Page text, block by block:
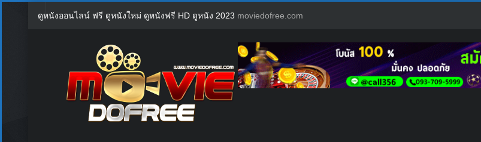
ดูหนังออนไลน์ ฟรี ดูหนังใหม่ ดูหนังฟรี HD ดูหนัง 2023 moviedofree.com